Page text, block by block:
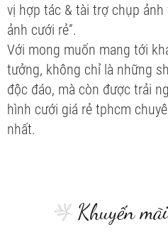
vị hợp tác & tài trợ chụp ảnh
ảnh cưới rẻ”.
Với mong muốn mang tới
tưởng, không chỉ là những
độc đáo, mà còn được trải
hình cưới giá rẻ tphcm
nhất.
Khuyến